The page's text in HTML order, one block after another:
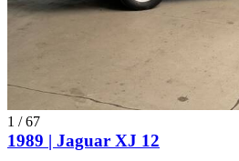
1 /67
1989 | Jaguar XJ 12